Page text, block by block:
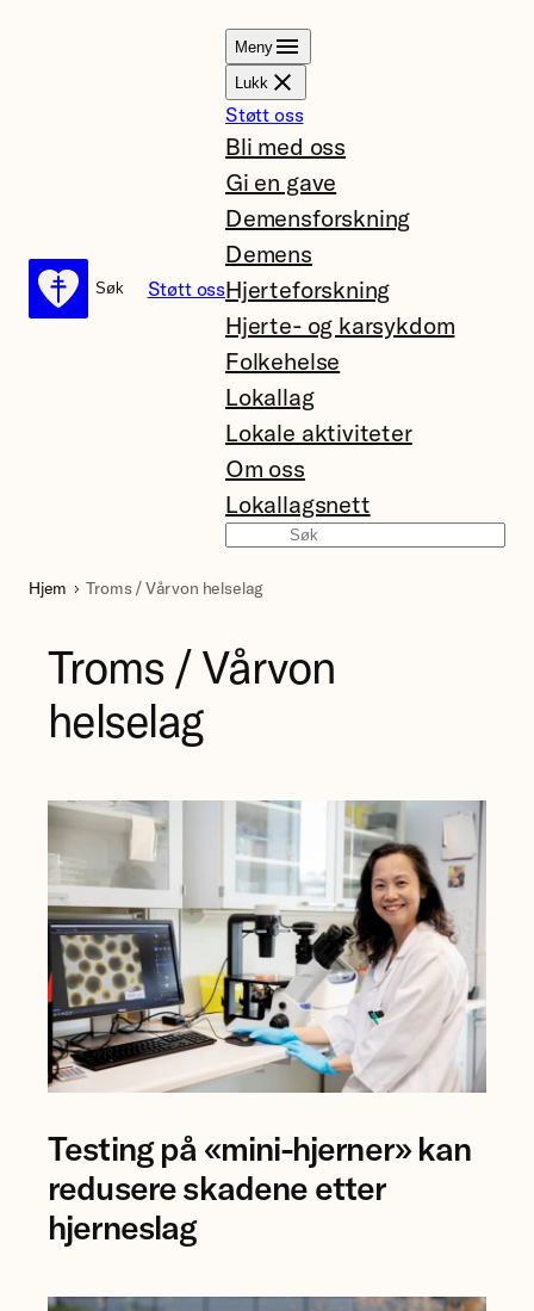
Søk
Søk Støtt oss
Meny
Lukk
Støtt oss
Bli med oss
Gi en gave
Demensforskning
Demens
Hjerteforskning
Hjerte- og karsykdom
Folkehelse
Lokallag
Lokale aktiviteter
Om oss
Lokallagsnett
Hjem Troms / Vårvon helselag
Troms / Vårvon
helselag
Jing
Ye
ved
NTNU.
Testing på «mini-hjerner» kan
redusere skadene etter
hjerneslag